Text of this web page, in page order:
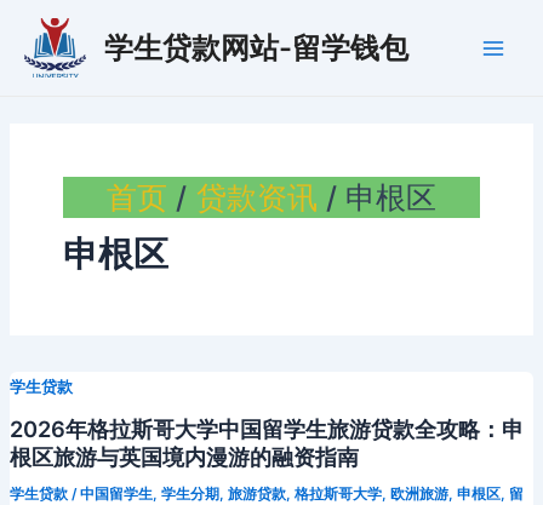
学生贷款网站-留学钱包
首页 贷款资讯 申根区
申根区
学生贷款
2026年格拉斯哥大学中国留学生旅游贷款全攻略：申
根区旅游与英国境内漫游的融资指南
学生贷款/中国留学生, 学生分期, 旅游贷款, 格拉斯哥大学, 欧洲旅游, 申根区, 留